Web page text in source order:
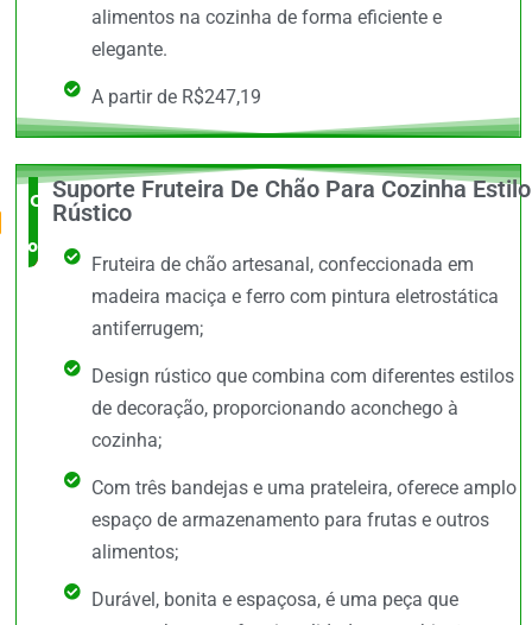
alimentos na cozinha de forma eficiente e
elegante.
A partir de R$247,19
O Mais
completo
Suporte Fruteira De Chão Para Cozinha Estilo
Rústico
Fruteira de chão artesanal, confeccionada em
madeira maciça e ferro com pintura eletrostática
antiferrugem;
Design rústico que combina com diferentes estilos
de decoração, proporcionando aconchego à
cozinha;
Com três bandejas e uma prateleira, oferece amplo
espaço de armazenamento para frutas e outros
alimentos;
Durável, bonita e espaçosa, é uma peça que